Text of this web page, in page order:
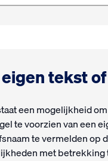
tekst
een mogelijkheid
te voorzien van een
te vermelden op
met betrekking